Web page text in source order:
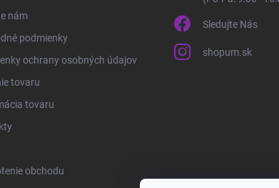
nám
podmienky
ochrany osobných údajov
tovaru
tovaru
obchodu
Sledujte Nás
shopum.sk